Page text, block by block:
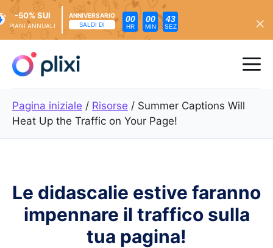
contenuto
-50% SUI
PIANI ANNUALI
ANNIVERSARIO
SALDI DI
00
HR
00
MIN
41
SEZ
Pagina iniziale / Risorse / Summer Captions Will
Heat Up the Traffic on Your Page!
Le didascalie estive faranno
impennare il traffico sulla
tua pagina!